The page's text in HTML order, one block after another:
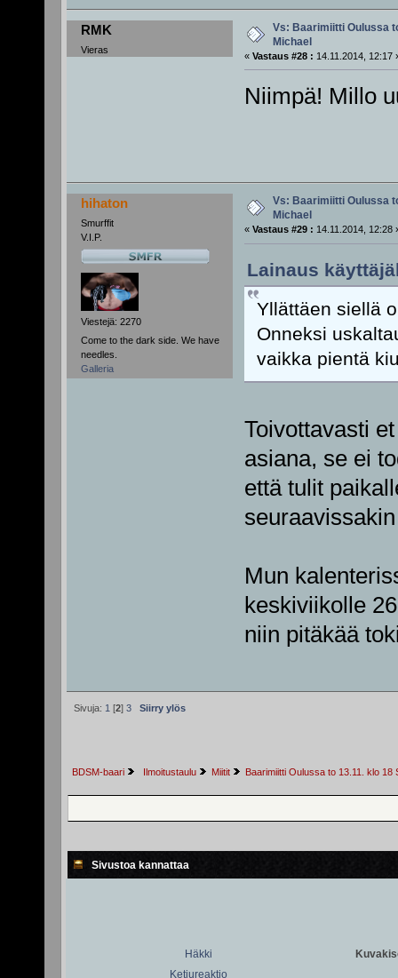
RMK
Vieras
Vs: Baarimiitti Oulussa
Michael
« Vastaus #28 : 14.11.2014, 12:17
Niimpä! Millo
hihaton
Smurffit
V.I.P.
Viestejä: 2270
Come to the dark side. We have
needles.
Galleria
Vs: Baarimiitti Oulussa
Michael
« Vastaus #29 : 14.11.2014, 12:28
Lainaus
Yllättäen siellä
Onneksi
vaikka pientä
Toivottavasti
asiana, se ei
että tulit
Mun
keskiviikolle
niin pitäkää
Sivuja: 1 [2] 3 Siirry ylös
BDSM-baari Ilmoitustaulu Miitit Baarimiitti Oulussa to 13.11. klo 18
Sivustoa kannattaa
Häkki
Ketjureaktio